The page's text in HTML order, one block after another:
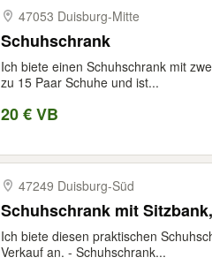
47053 Duisburg-​Mitte
Schuhschrank
Ich biete einen Schuhschrank mit
zu 15 Paar Schuhe und ist...
20 € VB
47249 Duisburg-​Süd
Schuhschrank mit
Ich biete diesen praktischen
Verkauf an. - Schuhschrank...